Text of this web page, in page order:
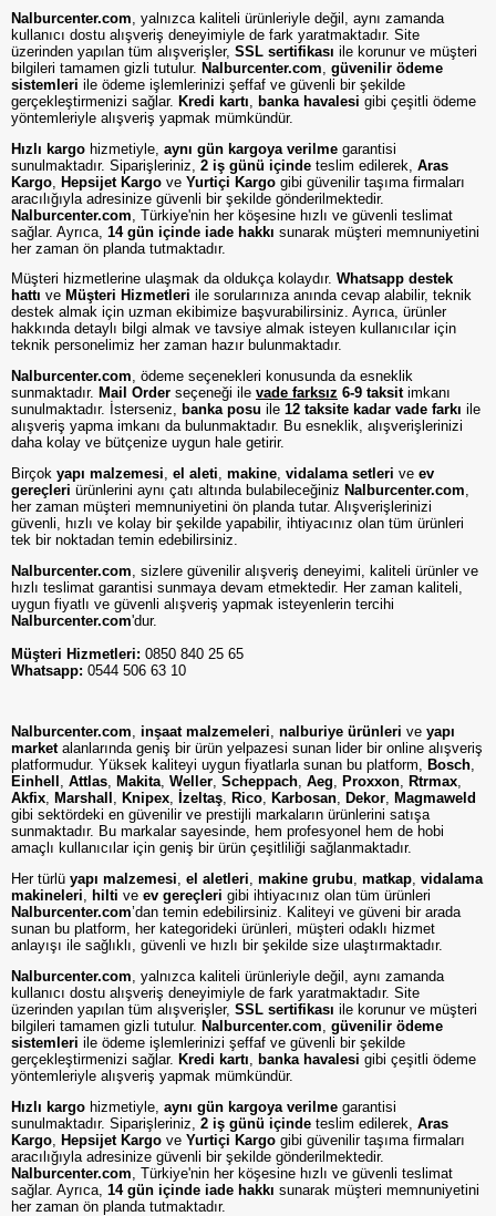
Nalburcenter.com , yalnızca kaliteli ürünleriyle değil, aynı zamanda
kullanıcı dostu alışveriş deneyimiyle de fark yaratmaktadır. Site
üzerinden yapılan tüm alışverişler, SSL sertifikası ile korunur ve müşteri
bilgileri tamamen gizli tutulur. Nalburcenter.com güvenilir ödeme
sistemleri ile ödeme işlemlerinizi şeffaf ve güvenli bir şekilde
gerçekleştirmenizi sağlar. Kredi kartı banka havalesi gibi çeşitli ödeme
yöntemleriyle alışveriş yapmak mümkündür.
Hızlı kargo hizmetiyle, aynı gün kargoya verilme garantisi
sunulmaktadır. Siparişleriniz, 2 iş günü içinde teslim edilerek, Aras
Kargo Hepsijet Kargo ve Yurtiçi Kargo gibi güvenilir taşıma firmaları
aracılığıyla adresinize güvenli bir şekilde gönderilmektedir.
Nalburcenter.com , Türkiye'nin her köşesine hızlı ve güvenli teslimat
sağlar. Ayrıca, 14 gün içinde iade hakkı sunarak müşteri memnuniyetini
her zaman ön planda tutmaktadır.
Müşteri hizmetlerine ulaşmak da oldukça kolaydır. Whatsapp destek
hattı ve Müşteri Hizmetleri ile sorularınıza anında cevap alabilir, teknik
destek almak için uzman ekibimize başvurabilirsiniz. Ayrıca, ürünler
hakkında detaylı bilgi almak ve tavsiye almak isteyen kullanıcılar için
teknik personelimiz her zaman hazır bulunmaktadır.
Nalburcenter.com, ödeme seçenekleri konusunda da esneklik
sunmaktadır. Mail Order seçeneği ile vade farksız 6-9 taksitimkanı
sunulmaktadır. İsterseniz, banka posu ile 12 taksite kadar vade farkı ile
alışveriş yapma imkanı da bulunmaktadır. Bu esneklik, alışverişlerinizi
daha kolay ve bütçenize uygun hale getirir.
Birçok yapı malzemesi, el aleti, makine, vidalama setleri ve ev
gereçleri ürünlerini aynı çatı altında bulabileceğiniz Nalburcenter.com,
her zaman müşteri memnuniyetini ön planda tutar. Alışverişlerinizi
güvenli, hızlı ve kolay bir şekilde yapabilir, ihtiyacınız olan tüm ürünleri
tek bir noktadan temin edebilirsiniz.
Nalburcenter.com , sizlere güvenilir alışveriş deneyimi, kaliteli ürünler ve
hızlı teslimat garantisi sunmaya devam etmektedir. Her zaman kaliteli,
uygun fiyatlı ve güvenli alışveriş yapmak isteyenlerin tercihi
Nalburcenter.com'dur.
Müşteri Hizmetleri: 0850 840 25 65
Whatsapp: 0544 506 63 10
Nalburcenter.com, inşaat malzemeleri, nalburiye ürünleri ve yapı
marketalanlarında geniş bir ürün yelpazesi sunan lider bir online alışveriş
platformudur. Yüksek kaliteyi uygun fiyatlarla sunan bu platform, Bosch,
Einhell , Attlas, Makita, Weller, Scheppach, Aeg, Proxxon, Rtrmax,
Akfix, Marshall , Knipex, İzeltaş, Rico, Karbosan, Dekor, Magmaweld
gibi sektördeki en güvenilir ve prestijli markaların ürünlerini satışa
sunmaktadır. Bu markalar sayesinde, hem profesyonel hem de hobi
amaçlı kullanıcılar için geniş bir ürün çeşitliliği sağlanmaktadır.
Her türlü yapı malzemesi, el aletleri, makine grubu, matkap, vidalama
makineleri, hilti ve ev gereçleri gibi ihtiyacınız olan tüm ürünleri
Nalburcenter.com’dan temin edebilirsiniz. Kaliteyi ve güveni bir arada
sunan bu platform, her kategorideki ürünleri, müşteri odaklı hizmet
anlayışı ile sağlıklı, güvenli ve hızlı bir şekilde size ulaştırmaktadır.
Nalburcenter.com, yalnızca kaliteli ürünleriyle değil, aynı zamanda
kullanıcı dostu alışveriş deneyimiyle de fark yaratmaktadır. Site
üzerinden yapılan tüm alışverişler, SSL sertifikası ile korunur ve müşteri
bilgileri tamamen gizli tutulur. Nalburcenter.com, güvenilir ödeme
sistemleri ile ödeme işlemlerinizi şeffaf ve güvenli bir şekilde
gerçekleştirmenizi sağlar. Kredi kartı, banka havalesi gibi çeşitli ödeme
yöntemleriyle alışveriş yapmak mümkündür.
Hızlı kargo hizmetiyle, aynı gün kargoya verilme garantisi
sunulmaktadır. Siparişleriniz, 2 iş günü içinde teslim edilerek, Aras
Kargo
Hepsijet Kargo ve Yurtiçi Kargo gibi güvenilir taşıma firmaları
aracılığıyla adresinize güvenli bir şekilde gönderilmektedir.
Nalburcenter.com , Türkiye'nin her köşesine hızlı ve güvenli teslimat
sağlar. Ayrıca, 14 gün içinde iade hakkı sunarak müşteri memnuniyetini
her zaman ön planda tutmaktadır.